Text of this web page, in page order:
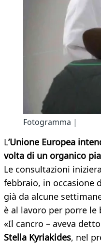
Fotogramma |
L’Unione Europea
volta di un organico
Le consultazioni
febbraio, in occasione
già da alcune
è al lavoro per porre
«Il cancro – aveva
Stella Kyriakides, nel